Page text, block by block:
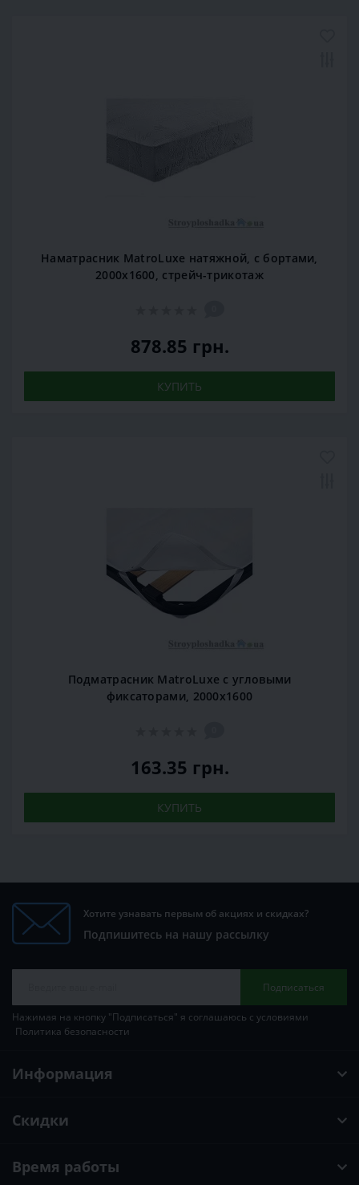
Наматрасник MatroLuxe натяжной, с бортами,
2000х1600, стрейч-трикотаж
878.85 грн.
КУПИТЬ
Подматрасник MatroLuxe с угловыми
фиксаторами, 2000х1600
163.35 грн.
КУПИТЬ
Хотите узнавать первым об акциях и скидках?
Подпишитесь на нашу рассылку
Подписаться
Нажимая на кнопку "Подписаться" я соглашаюсь с условиями
Политика безопасности
Информация
Скидки
Время работы